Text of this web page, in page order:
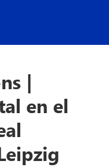
|
en el